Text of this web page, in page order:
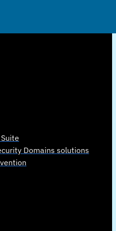
Domains solutions